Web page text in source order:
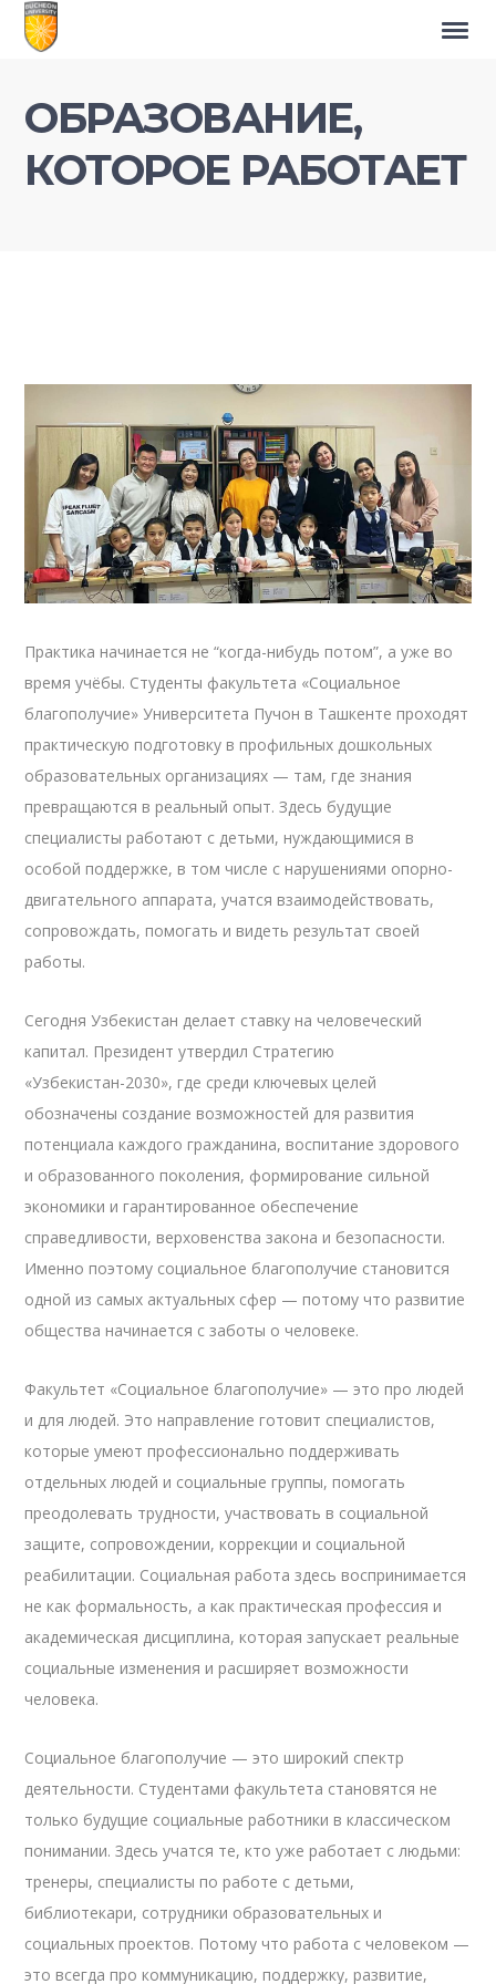
ОБРАЗОВАНИЕ,
КОТОРОЕ РАБОТАЕТ
Практика начинается не “когда-нибудь потом”, а уже во
время учёбы. Студенты факультета «Социальное
благополучие» Университета Пучон в Ташкенте проходят
практическую подготовку в профильных дошкольных
образовательных организациях — там, где знания
превращаются в реальный опыт. Здесь будущие
специалисты работают с детьми, нуждающимися в
особой поддержке, в том числе с нарушениями опорно-
двигательного аппарата, учатся взаимодействовать,
сопровождать, помогать и видеть результат своей
работы.
Сегодня Узбекистан делает ставку на человеческий
капитал. Президент утвердил Стратегию
«Узбекистан-2030», где среди ключевых целей
обозначены создание возможностей для развития
потенциала каждого гражданина, воспитание здорового
и образованного поколения, формирование сильной
экономики и гарантированное обеспечение
справедливости, верховенства закона и безопасности.
Именно поэтому социальное благополучие становится
одной из самых актуальных сфер — потому что развитие
общества начинается с заботы о человеке.
Факультет «Социальное благополучие» — это про людей
и для людей. Это направление готовит специалистов,
которые умеют профессионально поддерживать
отдельных людей и социальные группы, помогать
преодолевать трудности, участвовать в социальной
защите, сопровождении, коррекции и социальной
реабилитации. Социальная работа здесь воспринимается
не как формальность, а как практическая профессия и
академическая дисциплина, которая запускает реальные
социальные изменения и расширяет возможности
человека.
Социальное благополучие — это широкий спектр
деятельности. Студентами факультета становятся не
только будущие социальные работники в классическом
понимании. Здесь учатся те, кто уже работает с людьми:
тренеры, специалисты по работе с детьми,
библиотекари, сотрудники образовательных и
социальных проектов. Потому что работа с человеком —
это всегда про коммуникацию, поддержку, развитие,